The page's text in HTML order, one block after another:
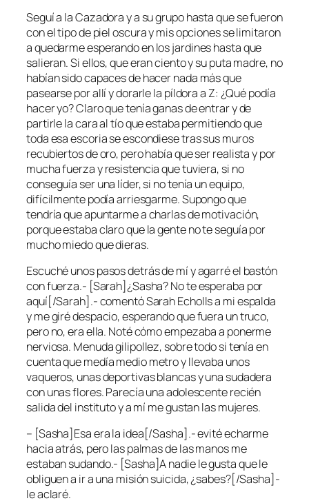
Seguí a la Cazadora y a su grupo hasta que se fueron
con el tipo de piel oscura y mis opciones se limitaron
a quedarme esperando en los jardines hasta que
salieran. Si ellos, que eran ciento y su puta madre, no
habían sido capaces de hacer nada más que
pasearse por allí y dorarle la píldora a Z: ¿Qué podía
hacer yo? Claro que tenía ganas de entrar y de
partirle la cara al tío que estaba permitiendo que
toda esa escoria se escondiese tras sus muros
recubiertos de oro, pero había que ser realista y por
mucha fuerza y resistencia que tuviera, si no
conseguía ser una líder, si no tenía un equipo,
difícilmente podía arriesgarme. Supongo que
tendría que apuntarme a charlas de motivación,
porque estaba claro que la gente no te seguía por
mucho miedo que dieras.
Escuché unos pasos detrás de mí y agarré el bastón
con fuerza.- [Sarah]¿Sasha? No te esperaba por
aquí[/Sarah].- comentó Sarah Echolls a mi espalda
y me giré despacio, esperando que fuera un truco,
pero no, era ella. Noté cómo empezaba a ponerme
nerviosa. Menuda gilipollez, sobre todo si tenía en
cuenta que medía medio metro y llevaba unos
vaqueros, unas deportivas blancas y una sudadera
con unas flores. Parecía una adolescente recién
salida del instituto y a mí me gustan las mujeres.
– [Sasha]Esa era la idea[/Sasha].- evité echarme
hacia atrás, pero las palmas de las manos me
estaban sudando.- [Sasha]A nadie le gusta que le
obliguen a ir a una misión suicida, ¿sabes?[/Sasha]-
le aclaré.